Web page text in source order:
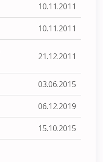
10.11.2011
10.11.2011
21.12.2011
03.06.2015
06.12.2019
15.10.2015